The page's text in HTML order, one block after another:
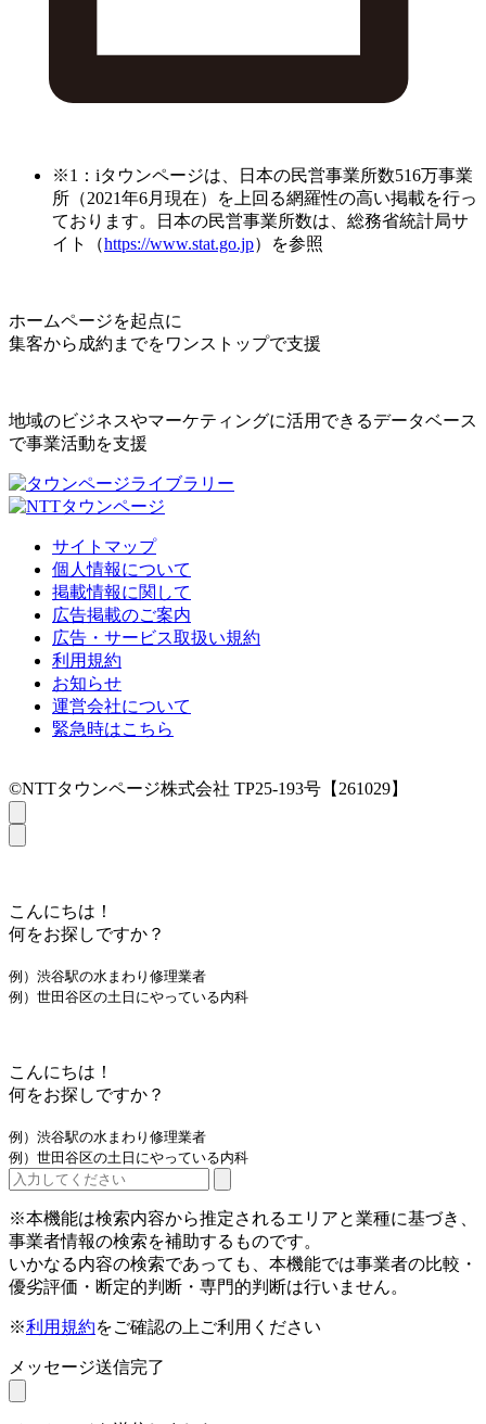
※1：iタウンページは、日本の民営事業所数516万事業
所（2021年6月現在）を上回る網羅性の高い掲載を行っ
ております。日本の民営事業所数は、総務省統計局サ
イト（https://www.stat.go.jp）を参照
ホームページを起点に
集客から成約までをワンストップで支援
地域のビジネスやマーケティングに活用できるデータベース
で事業活動を支援
サイトマップ
個人情報について
掲載情報に関して
広告掲載のご案内
広告・サービス取扱い規約
利用規約
お知らせ
運営会社について
緊急時はこちら
©NTTタウンページ株式会社 TP25-193号【261029】
こんにちは！
何をお探しですか？
例）渋谷駅の水まわり修理業者
例）世田谷区の土日にやっている内科
こんにちは！
何をお探しですか？
例）渋谷駅の水まわり修理業者
例）世田谷区の土日にやっている内科
※本機能は検索内容から推定されるエリアと業種に基づき、
事業者情報の検索を補助するものです。
いかなる内容の検索であっても、本機能では事業者の比較・
優劣評価・断定的判断・専門的判断は行いません。
※利用規約をご確認の上ご利用ください
メッセージ送信完了